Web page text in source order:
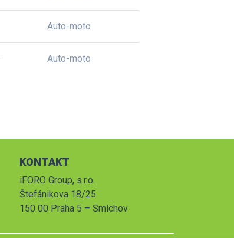
Auto-moto
Auto-moto
KONTAKT
iFORO Group, s.r.o.
Štefánikova 18/25
150 00 Praha 5 – Smíchov